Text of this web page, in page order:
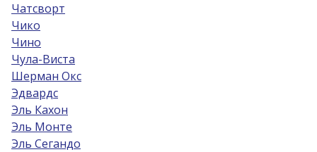
Чатсворт
Чико
Чино
Чула-Виста
Шерман Окс
Эдвардс
Эль Кахон
Эль Монте
Эль Сегандо